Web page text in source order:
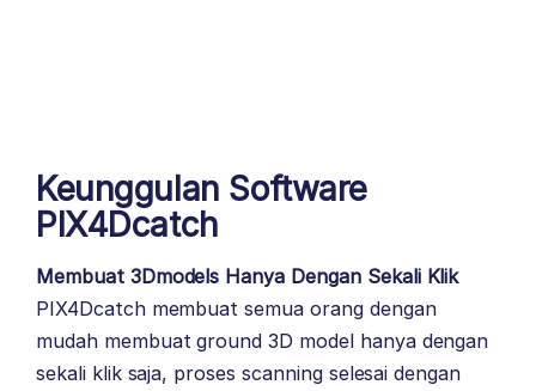
Keunggulan Software
PIX4Dcatch
Membuat 3Dmodels Hanya Dengan Sekali Klik
PIX4Dcatch membuat semua orang dengan
mudah membuat ground 3D model hanya dengan
sekali klik saja, proses scanning selesai dengan